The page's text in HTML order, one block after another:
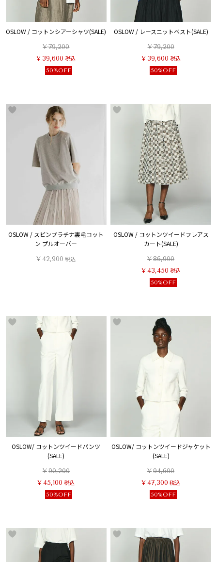
OSLOW / コットンシアーシャツ(SALE)
¥79,200
¥ 39,600 税込
50%OFF
OSLOW / レースニットベスト(SALE)
¥79,200
¥ 39,600 税込
50%OFF
OSLOW / スビンプラチナ裏毛コット
ン プルオーバー
¥ 42,900 税込
OSLOW / コットンツイードフレアス
カート(SALE)
¥86,900
¥ 43,450 税込
50%OFF
OSLOW/ コットンツイードパンツ
(SALE)
¥90,200
¥ 45,100 税込
50%OFF
OSLOW/ コットンツイードジャケット
(SALE)
¥94,600
¥47,300 税込
50%OFF